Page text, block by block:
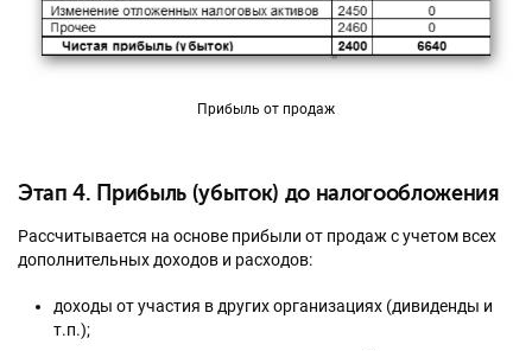
Прибыль от продаж
Этап 4. Прибыль (убыток) до налогообложения
Рассчитывается на основе прибыли от продаж с учетом всех
дополнительных доходов и расходов:
доходы от участия в других организациях (дивиденды и
т.п.);